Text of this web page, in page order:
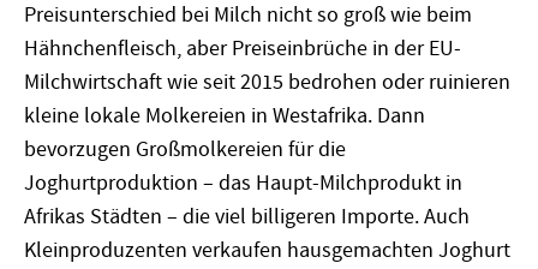
Preisunterschied bei Milch nicht so groß wie beim
Hähnchenfleisch, aber Preiseinbrüche in der EU-
Milchwirtschaft wie seit 2015 bedrohen oder ruinieren
kleine lokale Molkereien in Westafrika. Dann
bevorzugen Großmolkereien für die
Joghurtproduktion – das Haupt-Milchprodukt in
Afrikas Städten – die viel billigeren Importe. Auch
Kleinproduzenten verkaufen hausgemachten Joghurt